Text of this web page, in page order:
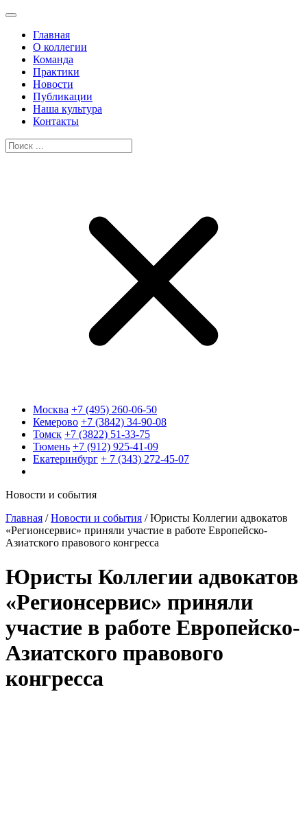
Главная
О коллегии
Команда
Практики
Новости
Публикации
Наша культура
Контакты
Москва +7 (495) 260-06-50
Кемерово +7 (3842) 34-90-08
Томск +7 (3822) 51-33-75
Тюмень +7 (912) 925-41-09
Екатеринбург + 7 (343) 272-45-07
Новости и события
Главная /Новости и события /Юристы Коллегии адвокатов
«Регионсервис» приняли участие в работе Европейско-
Азиатского правового конгресса
Юристы Коллегии адвокатов
«Регионсервис» приняли
участие в работе Европейско-
Азиатского правового
конгресса